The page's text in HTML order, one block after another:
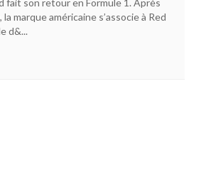
fait son retour en Formule 1. Après
marque américaine s’associe à Red
d&...